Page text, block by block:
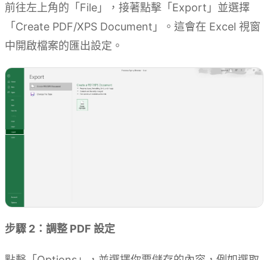
前往左上角的「File」，接著點擊「Export」並選擇
「Create PDF/XPS Document」。這會在 Excel 視窗
中開啟檔案的匯出設定。
步驟 2：調整 PDF 設定